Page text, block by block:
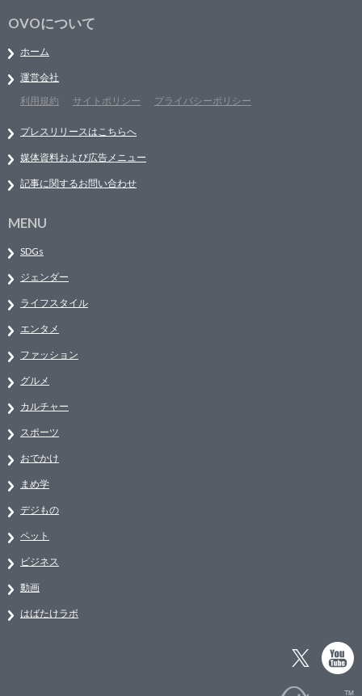
OVOについて
ホーム
運営会社
利用規約
サイトポリシー プライバシーポリシー
プレスリリースはこちらへ
媒体資料および広告メニュー
記事に関するお問い合わせ
MENU
SDGs
ジェンダー
ライフスタイル
エンタメ
ファッション
グルメ
カルチャー
スポーツ
おでかけ
まめ学
デジもの
ペット
ビジネス
動画
はばたけラボ